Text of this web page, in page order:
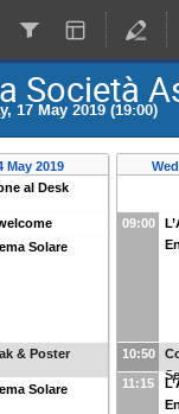
Società
17 May 2019 (19:00)
May 2019
al Desk
Solare
& Poster
Solare
09:00
10:50
11:15